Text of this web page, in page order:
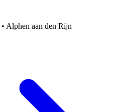
• Alphen aan den Rijn